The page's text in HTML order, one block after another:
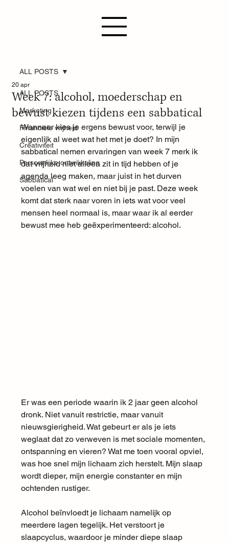
ALL POSTS
Marketing
Financiele vrijheid
Creativiteit
Persoonlijke ontwikkeling
Sabbatical
ALL POSTS
Week 7: alcohol, moederschap en
bewust kiezen tijdens een sabbatical
20 apr
Wanneer kies je ergens bewust voor, terwijl je
eigenlijk al weet wat het met je doet? In mijn
sabbatical nemen ervaringen van week 7 merk ik
dat vrijheid niet alleen zit in tijd hebben of je
agenda leeg maken, maar juist in het durven
voelen van wat wel en niet bij je past. Deze week
komt dat sterk naar voren in iets wat voor veel
mensen heel normaal is, maar waar ik al eerder
bewust mee heb geëxperimenteerd: alcohol.
Er was een periode waarin ik 2 jaar geen alcohol
dronk. Niet vanuit restrictie, maar vanuit
nieuwsgierigheid. Wat gebeurt er als je iets
weglaat dat zo verweven is met sociale momenten,
ontspanning en vieren? Wat me toen vooral opviel,
was hoe snel mijn lichaam zich herstelt. Mijn slaap
wordt dieper, mijn energie constanter en mijn
ochtenden rustiger.
Alcohol beïnvloedt je lichaam namelijk op
meerdere lagen tegelijk. Het verstoort je
slaapcyclus, waardoor je minder diepe slaap